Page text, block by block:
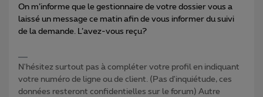
On m’informe que le gestionnaire de votre dossier vous a
laissé un message ce matin afin de vous informer du suivi
de la demande. L’avez-vous reçu?
N'hésitez surtout pas à compléter votre profil en indiquant
votre numéro de ligne ou de client. (Pas d'inquiétude, ces
données resteront confidentielles sur le forum) Autre